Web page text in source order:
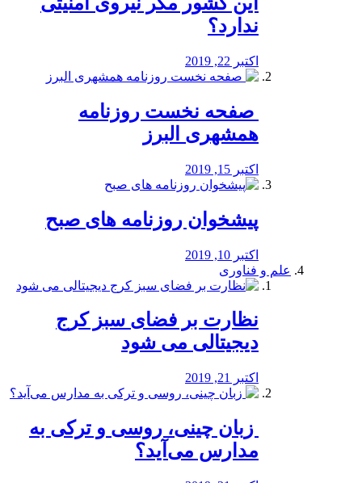
ندارد؟
اکتبر 22, 2019
️ صفحه نخست روزنامه‌
همشهری البرز
اکتبر 15, 2019
پیشخوان روزنامه های صبح
اکتبر 10, 2019
علم و فناوری
نظارت بر فضای سبز کرج
دیجیتالی می شود
اکتبر 21, 2019
️ زبان چینی، روسی و ترکی به
مدارس می‌آید؟